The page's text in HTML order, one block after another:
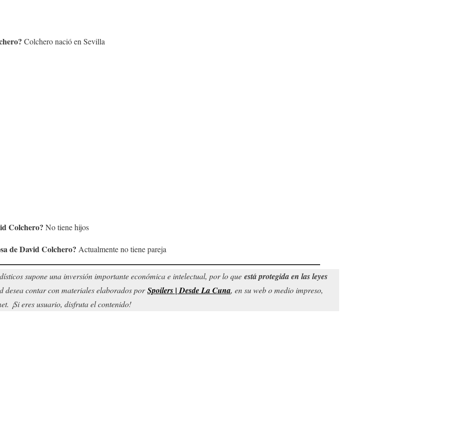
? Colchero nació en Sevilla
Colchero? No tiene hijos
deDavid Colchero? Actualmente no tiene pareja
supone una inversión importante económica e intelectual, por lo que está protegida en las leyes
desea contar con materiales elaborados porSpoilers | Desde La Cuna, en su web o medio impreso,
¡Si eres usuario, disfruta el contenido!